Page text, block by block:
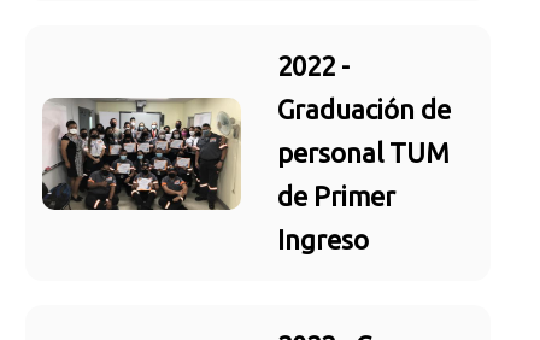
2022 -
Graduación de
personal TUM
de Primer
Ingreso